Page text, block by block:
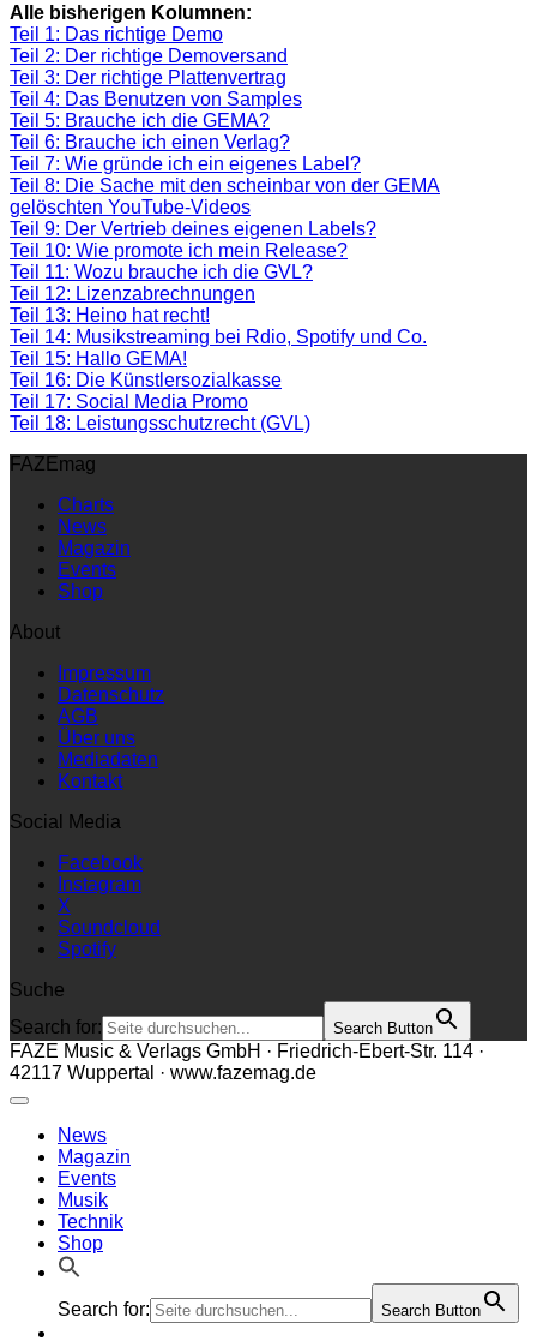
Alle bisherigen Kolumnen:
Teil 1: Das richtige Demo
Teil 2: Der richtige Demoversand
Teil 3: Der richtige Plattenvertrag
Teil 4: Das Benutzen von Samples
Teil 5: Brauche ich die GEMA?
Teil 6: Brauche ich einen Verlag?
Teil 7: Wie gründe ich ein eigenes Label?
Teil 8: Die Sache mit den scheinbar von der GEMA
gelöschten YouTube-Videos
Teil 9: Der Vertrieb deines eigenen Labels?
Teil 10: Wie promote ich mein Release?
Teil 11: Wozu brauche ich die GVL?
Teil 12: Lizenzabrechnungen
Teil 13: Heino hat recht!
Teil 14: Musikstreaming bei Rdio, Spotify und Co.
Teil 15: Hallo GEMA!
Teil 16: Die Künstlersozialkasse
Teil 17: Social Media Promo
Teil 18: Leistungsschutzrecht (GVL)
FAZEmag
Charts
News
Magazin
Events
Shop
About
Impressum
Datenschutz
AGB
Über uns
Mediadaten
Kontakt
Social Media
Facebook
Instagram
X
Soundcloud
Spotify
Suche
Search for:
Search Button
FAZE Music & Verlags GmbH · Friedrich-Ebert-Str. 114 ·
42117 Wuppertal · www.fazemag.de
News
Magazin
Events
Musik
Technik
Shop
Search for: Search Button